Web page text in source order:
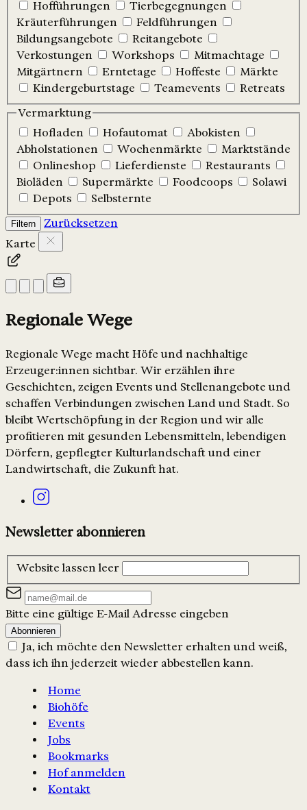
Hofführungen
Tierbegegnungen
Kräuterführungen
Feldführungen
Bildungsangebote
Reitangebote
Verkostungen
Workshops
Mitmachtage
Mitgärtnern
Erntetage Hoffeste
Märkte
Kindergeburtstage
Teamevents
Retreats
Vermarktung
Hofladen
Hofautomat
Abokisten
Abholstationen
Wochenmärkte
Marktstände
Onlineshop
Lieferdienste
Restaurants
Bioläden
Supermärkte Foodcoops
Solawi
Depots
Selbsternte
Filtern
Zurücksetzen
Karte
Regionale Wege
Regionale Wege macht Höfe und nachhaltige
Erzeuger:innen sichtbar. Wir erzählen ihre
Geschichten, zeigen Events und Stellenangebote und
schaffen Verbindungen zwischen Land und Stadt. So
bleibt Wertschöpfung in der Region und wir alle
profitieren mit gesunden Lebensmitteln, lebendigen
Dörfern, gepflegter Kulturlandschaft und einer
Landwirtschaft, die Zukunft hat.
Newsletter abonnieren
Website lassen leer
Bitte eine gültige E-Mail Adresse eingeben
Abonnieren
Ja, ich möchte den Newsletter erhalten und weiß,
dass ich ihn jederzeit wieder abbestellen kann.
Home
Biohöfe
Events
Jobs
Bookmarks
Hof anmelden
Kontakt